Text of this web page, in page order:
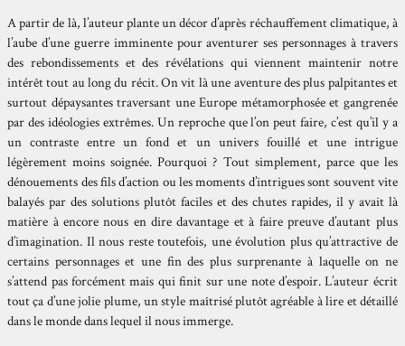
A partir de là, l’auteur plante un décor d’après réchauffement climatique, à
l’aube d’une guerre imminente pour aventurer ses personnages à travers
des rebondissements et des révélations qui viennent maintenir notre
intérêt tout au long du récit. On vit là une aventure des plus palpitantes et
surtout dépaysantes traversant une Europe métamorphosée et gangrenée
par des idéologies extrêmes. Un reproche que l’on peut faire, c’est qu’il y a
un contraste entre un fond et un univers fouillé et une intrigue
légèrement moins soignée. Pourquoi ? Tout simplement, parce que les
dénouements des fils d’action ou les moments d’intrigues sont souvent vite
balayés par des solutions plutôt faciles et des chutes rapides, il y avait là
matière à encore nous en dire davantage et à faire preuve d’autant plus
d’imagination. Il nous reste toutefois, une évolution plus qu’attractive de
certains personnages et une fin des plus surprenante à laquelle on ne
s’attend pas forcément mais qui finit sur une note d’espoir. L’auteur écrit
tout ça d’une jolie plume, un style maîtrisé plutôt agréable à lire et détaillé
dans le monde dans lequel il nous immerge.